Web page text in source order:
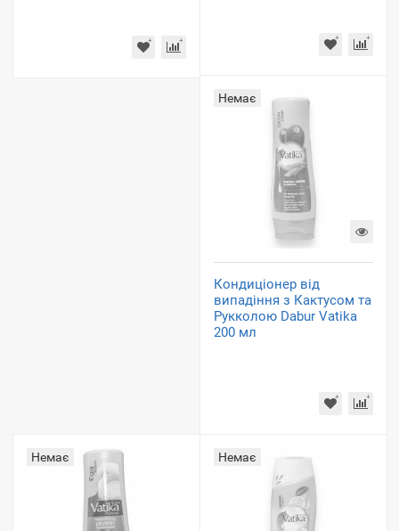
Немає
Кондиціонер від
випадіння з Кактусом та
Рукколою Dabur Vatika
200 мл
Немає Немає